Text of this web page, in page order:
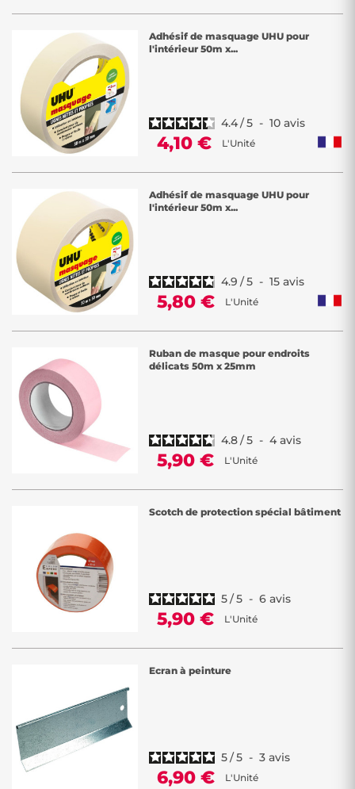
Adhésif de masquage UHU pour
l'intérieur 50m x...
4.4/5 - 10 avis
4,10 € L'Unité
Adhésif de masquage UHU pour
l'intérieur 50m x...
4.9 /5 - 15 avis
5,80 € L'Unité
Ruban de masque pour endroits
délicats 50m x 25mm
4.8/5 - 4 avis
5,90 € L'Unité
Scotch de protection spécial bâtiment
5/5 - 6 avis
5,90 € L'Unité
Ecran à peinture
5/5 - 3 avis
6,90 € L'Unité